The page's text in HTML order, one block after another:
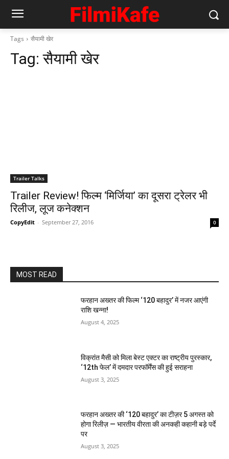
Tags सैयामी खेर
Tag:सैयामी खेर
Trailer Talks
Trailer Review! फिल्‍म ‘मिर्जिया’ का दूसरा ट्रेलर भी
रिलीज, लूज कनेक्‍शन
CopyEdit - September 27, 2016 0
MOST READ
फरहान अख्तर की फिल्म ‘120 बहादुर’ में नजर आएंगी
राशि खन्ना!
August 4, 2025
विक्रांत मैसी को मिला बेस्ट एक्टर का राष्ट्रीय पुरस्कार,
‘12th फेल’ में दमदार परफॉर्मेंस की हुई सराहना
August 3, 2025
फरहान अख्तर की ‘120 बहादुर’ का टीज़र 5 अगस्त को
होगा रिलीज़ — भारतीय वीरता की अनकही कहानी बड़े पर्दे
पर
August 3, 2025